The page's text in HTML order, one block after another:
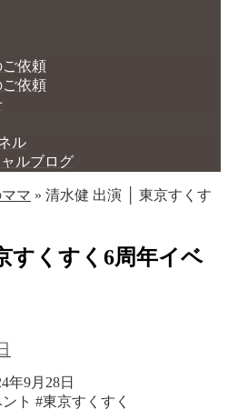
依頼
依頼
ル
ルブログ
マ » 清水健 出演 │ 東京すくす
すくすく6周年イベ
年9月28日
ト #東京すくすく